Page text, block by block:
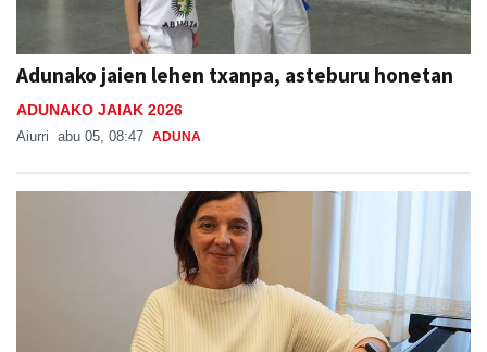
Adunako jaien lehen txanpa, asteburu honetan
ADUNAKO JAIAK 2026
Aiurri abu 05, 08:47 ADUNA